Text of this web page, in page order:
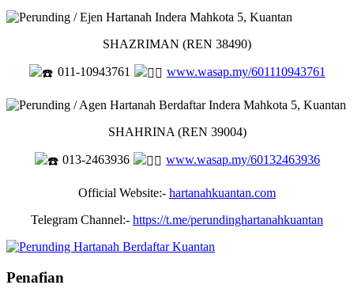
SHAZRIMAN (REN 38490)
011-10943761 www.wasap.my/601110943761
SHAHRINA (REN 39004)
013-2463936 www.wasap.my/60132463936
Official Website:- hartanahkuantan.com
Telegram Channel:- https://t.me/perundinghartanahkuantan
Penafian